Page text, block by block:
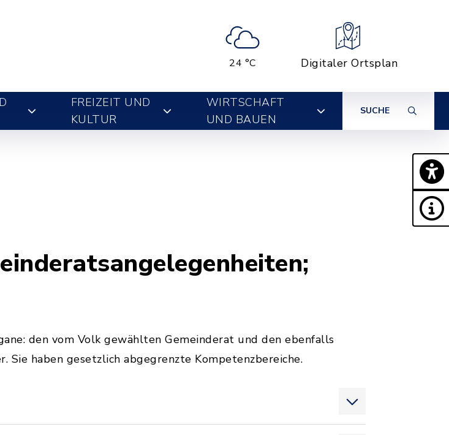
24 °C Digitaler Ortsplan
FREIZEIT UND
KULTUR
WIRTSCHAFT
UND BAUEN
SUCHE
den vom Volk gewählten Gemeinderat und den ebenfalls
haben gesetzlich abgegrenzte Kompetenzbereiche.